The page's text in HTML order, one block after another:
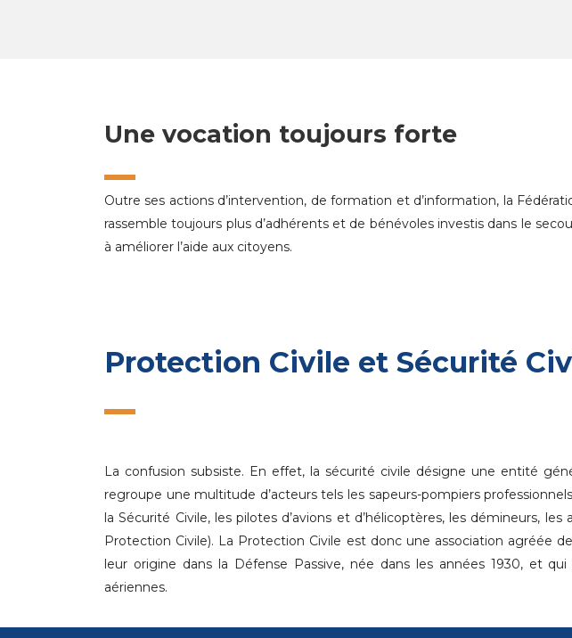
Une vocation toujours forte
Outre ses actions d’intervention, de formation et d’information, la
rassemble toujours plus d’adhérents et de bénévoles investis dans le
à améliorer l’aide aux citoyens.
Protection Civile et Sécurité
La confusion subsiste. En effet, la sécurité civile désigne une entité
regroupe une multitude d’acteurs tels les sapeurs-pompiers
la Sécurité Civile, les pilotes d’avions et d’hélicoptères, les démineurs,
Protection Civile). La Protection Civile est donc une association agréée
leur origine dans la Défense Passive, née dans les années 1930, et
aériennes.